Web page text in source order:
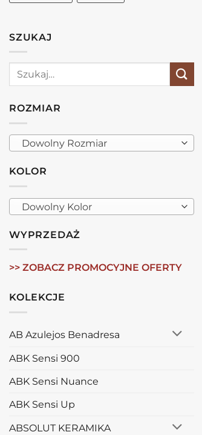
SZUKAJ
Szukaj:
ROZMIAR
Dowolny Rozmiar
KOLOR
Dowolny Kolor
WYPRZEDAŻ
>> ZOBACZ PROMOCYJNE OFERTY
KOLEKCJE
AB Azulejos Benadresa
ABK Sensi 900
ABK Sensi Nuance
ABK Sensi Up
ABSOLUT KERAMIKA